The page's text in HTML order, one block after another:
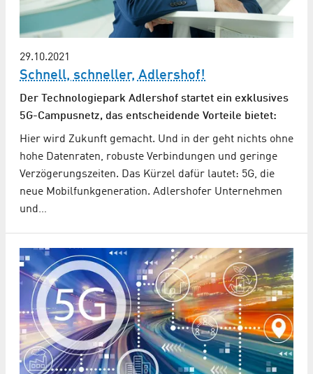
29.10.2021
Schnell, schneller, Adlershof!
Der Technologiepark Adlershof startet ein exklusives
5G-Campusnetz, das entscheidende Vorteile bietet:
Hier wird Zukunft gemacht. Und in der geht nichts ohne
hohe Datenraten, robuste Verbindungen und geringe
Verzögerungszeiten. Das Kürzel dafür lautet: 5G, die
neue Mobilfunkgeneration. Adlershofer Unternehmen
und…